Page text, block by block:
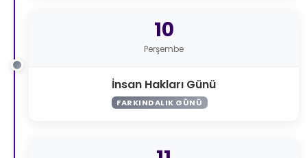
10
Perşembe
İnsan Hakları Günü
FARKINDALIK GÜNÜ